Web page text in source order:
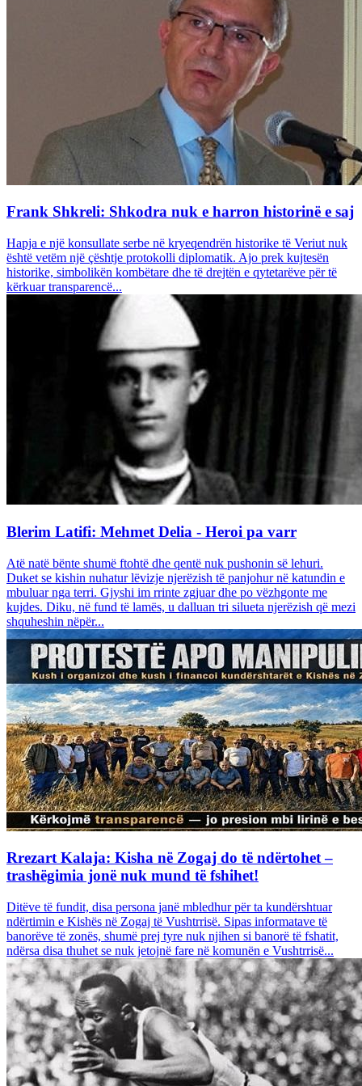
Frank Shkreli: Shkodra nuk e harron historinë e saj
Hapja e një konsullate serbe në kryeqendrën historike të Veriut nuk
është vetëm një çështje protokolli diplomatik. Ajo prek kujtesën
historike, simbolikën kombëtare dhe të drejtën e qytetarëve për të
kërkuar transparencë...
Blerim Latifi: Mehmet Delia - Heroi pa varr
Atë natë bënte shumë ftohtë dhe qentë nuk pushonin së lehuri.
Duket se kishin nuhatur lëvizje njerëzish të panjohur në katundin e
mbuluar nga terri. Gjyshi im rrinte zgjuar dhe po vëzhgonte me
kujdes. Diku, në fund të lamës, u dalluan tri silueta njerëzish që mezi
shquheshin nëpër...
Rrezart Kalaja: Kisha në Zogaj do të ndërtohet –
trashëgimia jonë nuk mund të fshihet!
Ditëve të fundit, disa persona janë mbledhur për ta kundërshtuar
ndërtimin e Kishës në Zogaj të Vushtrrisë. Sipas informatave të
banorëve të zonës, shumë prej tyre nuk njihen si banorë të fshatit,
ndërsa disa thuhet se nuk jetojnë fare në komunën e Vushtrrisë...